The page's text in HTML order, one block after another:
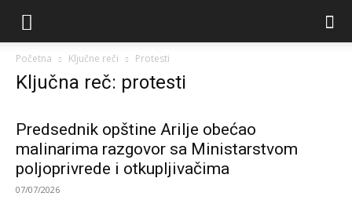
Početna Ključne reči Protesti
Ključna reč: protesti
Predsednik opštine Arilje obećao
malinarima razgovor sa Ministarstvom
poljoprivrede i otkupljivačima
07/07/2026